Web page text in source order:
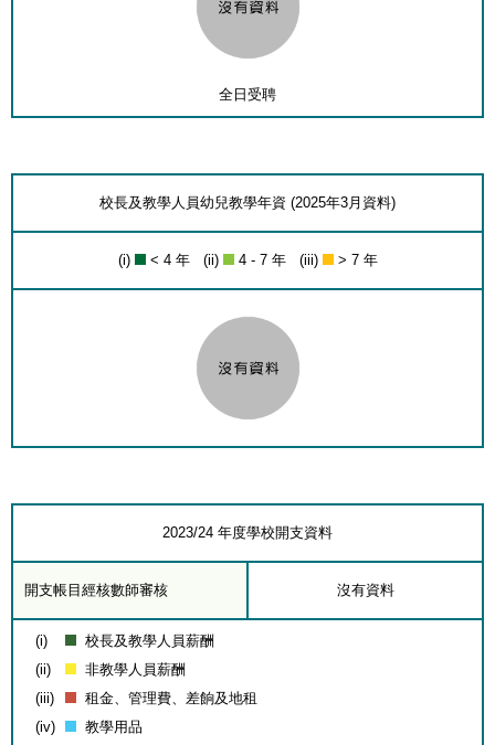
全日受聘
校長及教學人員幼兒教學年資 (2025年3月資料)
(i) < 4 年 (ii) 4 - 7 年 (iii) > 7 年
2023/24 年度學校開支資料
開支帳目經核數師審核 沒有資料
(i)
校長及教學人員薪酬
(ii)
非教學人員薪酬
(iii)
租金、管理費、差餉及地租
(iv)
教學用品